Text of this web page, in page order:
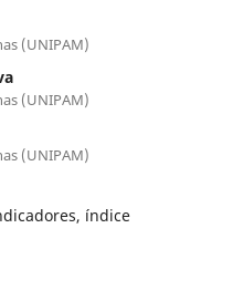
(UNIPAM)
(UNIPAM)
(UNIPAM)
índice